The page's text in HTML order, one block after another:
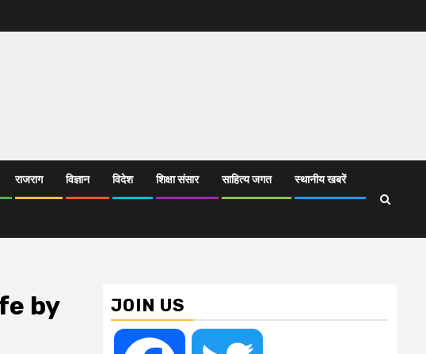
राजराग विज्ञान विदेश शिक्षा संसार साहित्य जगत स्थानीय खबरें
by
JOIN US